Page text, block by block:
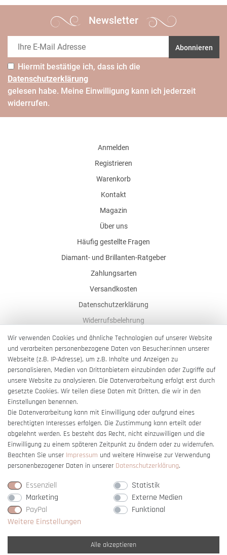
Newsletter
Abonnieren
Hiermit bestätige ich, dass ich die
Daten­schutz­erklärung
gelesen habe. Meine Einwilligung kann ich jederzeit
widerrufen.
Anmelden
Registrieren
Warenkorb
Kontakt
Magazin
Über uns
Häufig gestellte Fragen
Diamant- und Brillanten-Ratgeber
Zahlungsarten
Versandkosten
Datenschutzerklärung
Widerrufsbelehrung
AGB
Impressum
Barrierefreiheitserklärung
Vertrag widerrufen
Wir verwenden Cookies und ähnliche Technologien auf unserer Website
und verarbeiten personenbezogene Daten von Besucher:innen unserer
Webseite (z.B. IP-Adresse), um z.B. Inhalte und Anzeigen zu
personalisieren, Medien von Drittanbietern einzubinden oder Zugriffe auf
unsere Website zu analysieren. Die Datenverarbeitung erfolgt erst durch
gesetzte Cookies. Wir teilen diese Daten mit Dritten, die wir in den
Einstellungen benennen.
Die Datenverarbeitung kann mit Einwilligung oder aufgrund eines
berechtigten Interesses erfolgen. Die Zustimmung kann erteilt oder
abgelehnt werden. Es besteht das Recht, nicht einzuwilligen und die
Einwilligung zu einem späteren Zeitpunkt zu ändern oder zu widerrufen.
Beachten Sie unser Impressum und weitere Hinweise zur Verwendung
personenbezogener Daten in unserer Daten­schutz­erklärung.
Essenziell
Statistik
Marketing
Externe Medien
PayPal
Funktional
Weitere Einstellungen
Alle akzeptieren